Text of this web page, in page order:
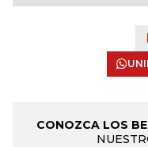
CONOZCA LOS